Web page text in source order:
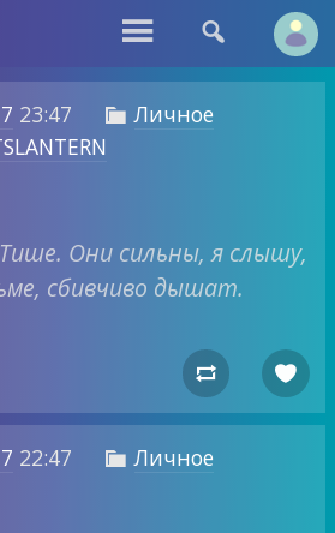
 
23:47  Личное
Они сильны, я слышу,
сбивчиво дышат.
 
22:47  Личное